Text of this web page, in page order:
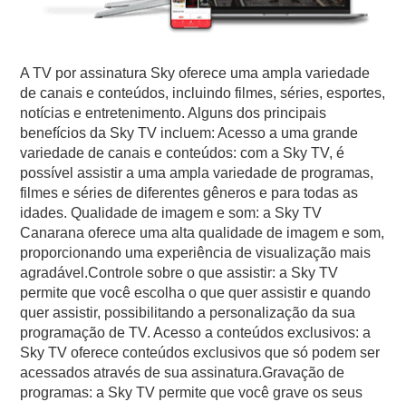
A TV por assinatura Sky oferece uma ampla variedade
de canais e conteúdos, incluindo filmes, séries, esportes,
notícias e entretenimento. Alguns dos principais
benefícios da Sky TV incluem: Acesso a uma grande
variedade de canais e conteúdos: com a Sky TV, é
possível assistir a uma ampla variedade de programas,
filmes e séries de diferentes gêneros e para todas as
idades. Qualidade de imagem e som: a Sky TV
Canarana oferece uma alta qualidade de imagem e som,
proporcionando uma experiência de visualização mais
agradável.Controle sobre o que assistir: a Sky TV
permite que você escolha o que quer assistir e quando
quer assistir, possibilitando a personalização da sua
programação de TV. Acesso a conteúdos exclusivos: a
Sky TV oferece conteúdos exclusivos que só podem ser
acessados através de sua assinatura.Gravação de
programas: a Sky TV permite que você grave os seus